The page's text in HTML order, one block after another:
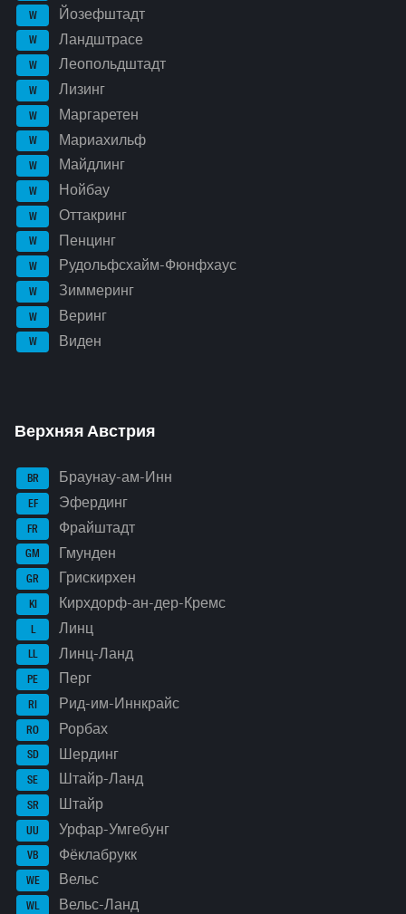
W Йозефштадт
W Ландштрасе
W Леопольдштадт
W Лизинг
W Маргаретен
W Мариахильф
W Майдлинг
W Нойбау
W Оттакринг
W Пенцинг
W Рудольфсхайм-Фюнфхаус
W Зиммеринг
W Веринг
W Виден
Верхняя Австрия
BR Браунау-ам-Инн
EF Эфердинг
FR Фрайштадт
GM Гмунден
GR Грискирхен
KI Кирхдорф-ан-дер-Кремс
L Линц
LL Линц-Ланд
PE Перг
RI Рид-им-Иннкрайс
RO Рорбах
SD Шердинг
SE Штайр-Ланд
SR Штайр
UU Урфар-Умгебунг
VB Фёклабрукк
WE Вельс
WL Вельс-Ланд